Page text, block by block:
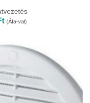
Ártartomány:
29
30
570Ft
(Áfa-val)